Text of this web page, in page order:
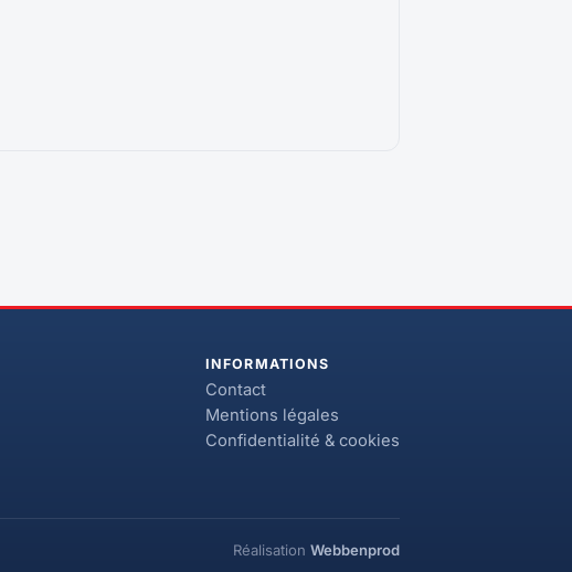
INFORMATIONS
Contact
Mentions légales
Confidentialité & cookies
Réalisation Webbenprod